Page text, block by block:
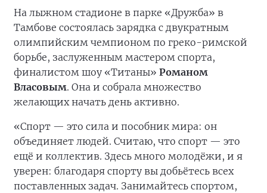
На лыжном стадионе в парке «Дружба» в
Тамбове состоялась зарядка с двукратным
олимпийским чемпионом по греко-римской
борьбе, заслуженным мастером спорта,
финалистом шоу «Титаны» Романом
Власовым. Она и собрала множество
желающих начать день активно.
«Спорт — это сила и пособник мира: он
объединяет людей. Считаю, что спорт — это
ещё и коллектив. Здесь много молодёжи, и я
уверен: благодаря спорту вы добьётесь всех
поставленных задач. Занимайтесь спортом,